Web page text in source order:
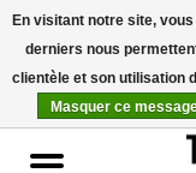
Accueil
En visitant notre site,
derniers nous
clientèle et son utilisation
Masquer ce